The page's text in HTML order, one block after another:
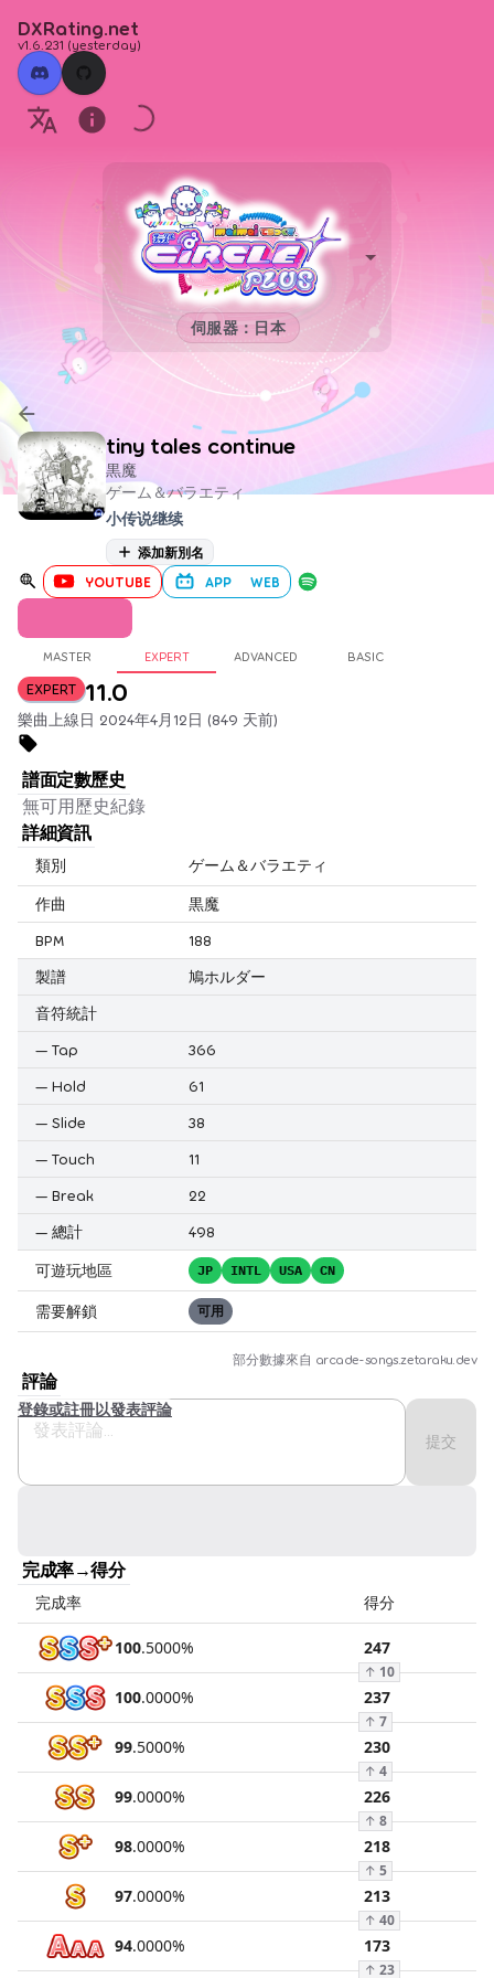
DXRating.net
v1.6.231 (yesterday)
伺服器：日本
tiny tales continue
黒魔
ゲーム＆バラエティ
小传说继续
添加新別名
YOUTUBE APP WEB
MASTER EXPERT ADVANCED BASIC
EXPERT 11.0
樂曲上線日 2024年4月12日 (849 天前)
譜面定數歷史
無可用歷史紀錄
詳細資訊
類別 ゲーム＆バラエティ
作曲
黒魔
BPM
188
製譜
鳩ホルダー
音符統計
— Tap
366
— Hold
61
— Slide
38
— Touch
11
— Break
22
— 總計 498
可遊玩地區 JP INTL USA CN
需要解鎖 可用
部分數據來自 arcade-songs.zetaraku.dev
評論
提交
登錄或註冊以發表評論
完成率→得分
完成率 得分
100.5000% 247
↑ 10
100.0000% 237
↑ 7
99.5000% 230
↑ 4
99.0000% 226
↑ 8
98.0000% 218
↑ 5
97.0000% 213
↑ 40
94.0000% 173
↑ 23